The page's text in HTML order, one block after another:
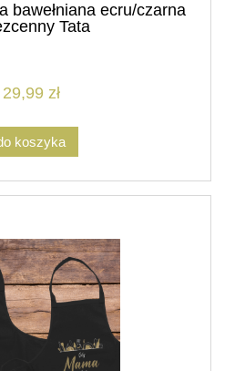
bawełniana ecru/czarna
Tata
29,99 zł
koszyka